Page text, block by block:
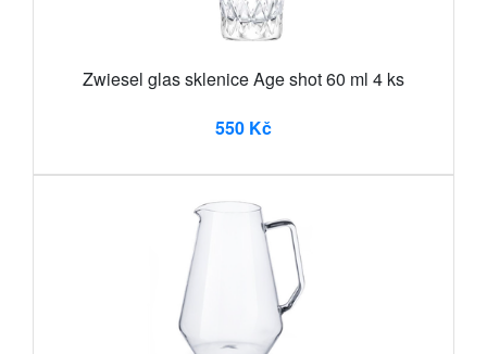
Zwiesel glas sklenice Age shot 60 ml 4 ks
550 Kč